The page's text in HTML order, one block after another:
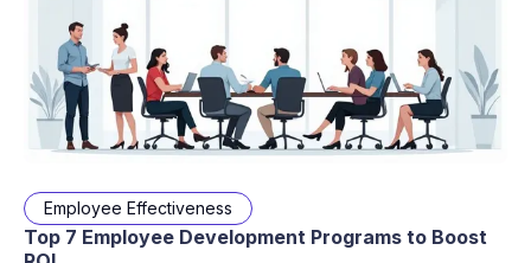
Employee Effectiveness
Top 7 Employee Development Programs to Boost